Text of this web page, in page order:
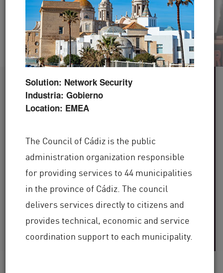
Solution: Network Security
Industria: Gobierno
Location: EMEA
The Council of Cádiz is the public
administration organization responsible
for providing services to 44 municipalities
in the province of Cádiz. The council
delivers services directly to citizens and
provides technical, economic and service
coordination support to each municipality.
Leer ahora Ver video
Más de 60
100 000 clientes
a nivel mundial
Más de 30
años de experiencia en la industria